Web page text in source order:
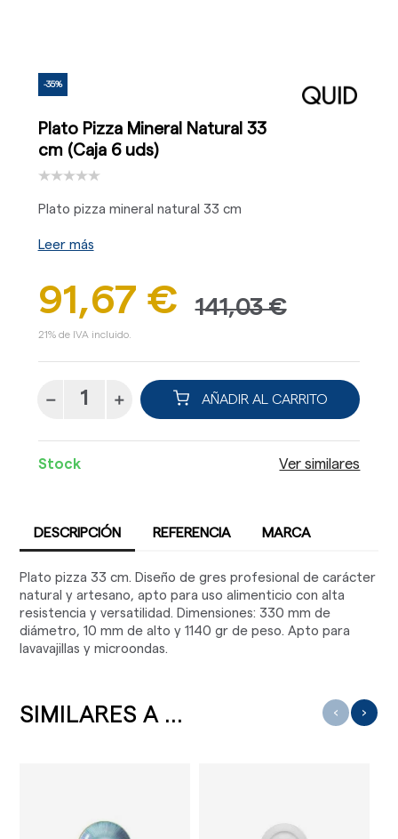
-35%
Plato Pizza Mineral Natural 33
cm (Caja 6 uds)
Plato pizza mineral natural 33 cm
Leer más
91,67 € 141,03 €
21% de IVA incluido.
AÑADIR AL CARRITO
Stock Ver similares
DESCRIPCIÓN REFERENCIA MARCA
Plato pizza 33 cm. Diseño de gres profesional de carácter
natural y artesano, apto para uso alimenticio con alta
resistencia y versatilidad. Dimensiones: 330 mm de
diámetro, 10 mm de alto y 1140 gr de peso. Apto para
lavavajillas y microondas.
SIMILARES A ... ‹ ›